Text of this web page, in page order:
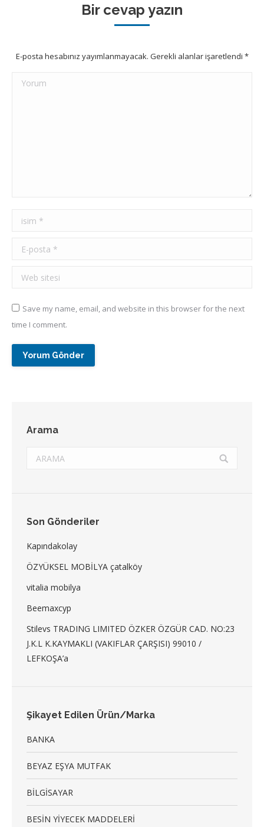
Bir cevap yazın
E-posta hesabınız yayımlanmayacak. Gerekli alanlar işaretlendi *
Yorum
isim *
E-posta *
Web sitesi
Save my name, email, and website in this browser for the next
time I comment.
Yorum Gönder
Arama
Search:
Son Gönderiler
Kapındakolay
ÖZYÜKSEL MOBİLYA çatalköy
vitalia mobilya
Beemaxcyp
Stilevs TRADING LIMITED ÖZKER ÖZGÜR CAD. NO:23
J.K.L K.KAYMAKLI (VAKIFLAR ÇARŞISI) 99010 /
LEFKOŞA’a
Şikayet Edilen Ürün/Marka
BANKA
BEYAZ EŞYA MUTFAK
BİLGİSAYAR
BESİN YİYECEK MADDELERİ